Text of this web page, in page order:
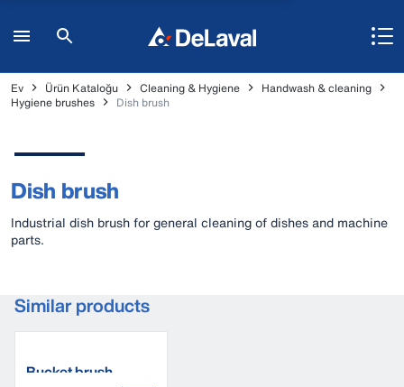
Ev Ürün Kataloğu Cleaning & Hygiene
Handwash & cleaning
Hygiene brushes
Dish brush
Dish brush
Industrial dish brush for general cleaning of dishes and machine
parts.
Similar products
Bucket brush